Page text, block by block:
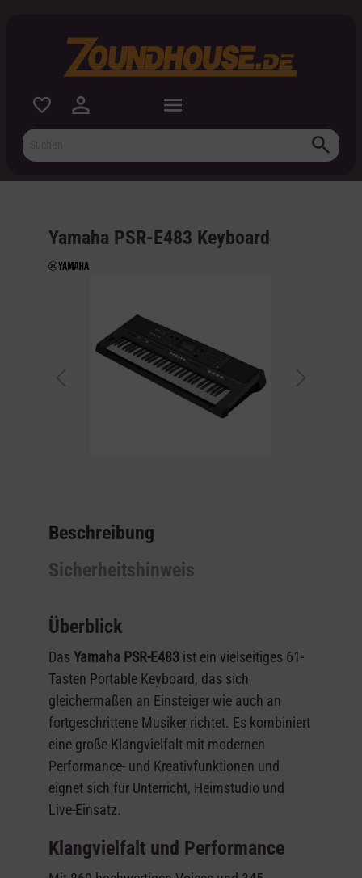
Yamaha PSR-E483 Keyboard
Beschreibung
Sicherheitshinweis
Überblick
Das Yamaha PSR-E483 ist ein vielseitiges 61-
Tasten Portable Keyboard, das sich
gleichermaßen an Einsteiger wie auch an
fortgeschrittene Musiker richtet. Es kombiniert
eine große Klangvielfalt mit modernen
Performance- und Kreativfunktionen und
eignet sich für Unterricht, Heimstudio und
Live-Einsatz.
Klangvielfalt und Performance